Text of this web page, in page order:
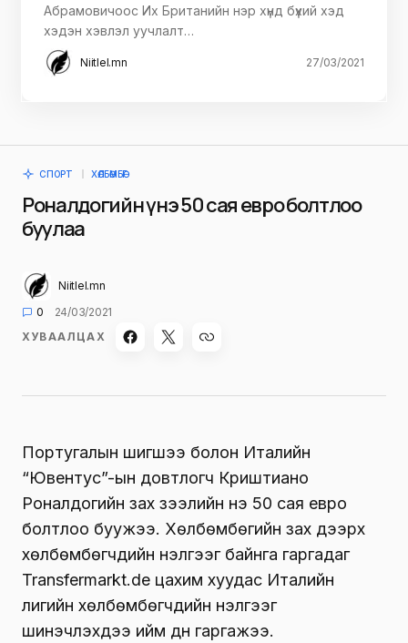
Абрамовичоос Их Британийн нэр хүнд бүхий хэд
хэдэн хэвлэл уучлалт…
Niitlel.mn 27/03/2021
СПОРТ ХӨЛБӨМБӨГ
Роналдогийн үнэ 50 сая евро болтлоо
буулаа
Niitlel.mn
0
24/03/2021
ХУВААЛЦАХ
Португалын шигшээ болон Италийн
“Ювентус”-ын довтлогч Криштиано
Роналдогийн зах зээлийн үнэ 50 сая евро
болтлоо буужээ. Хөлбөмбөгийн зах дээрх
хөлбөмбөгчдийн үнэлгээг байнга гаргадаг
Transfermarkt.de цахим хуудас Италийн
лигийн хөлбөмбөгчдийн үнэлгээг
шинэчлэхдээ ийм дүн гаргажээ.